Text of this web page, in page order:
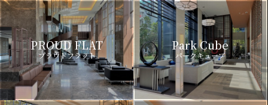
PROUD FLAT
プラウドフラット
Park Cube
パークキューブ